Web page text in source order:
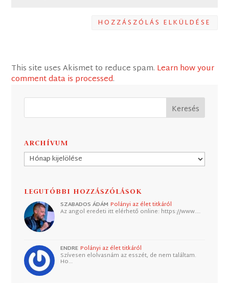
HOZZÁSZÓLÁS ELKÜLDÉSE
This site uses Akismet to reduce spam. Learn how your
comment data is processed.
ARCHÍVUM
Archívum
LEGUTÓBBI HOZZÁSZÓLÁSOK
SZABADOS ÁDÁM Polányi az élet titkáról
Az angol eredeti itt elérhető online: https://www.…
ENDRE Polányi az élet titkáról
Szívesen elolvasnám az esszét, de nem találtam.
Ho…